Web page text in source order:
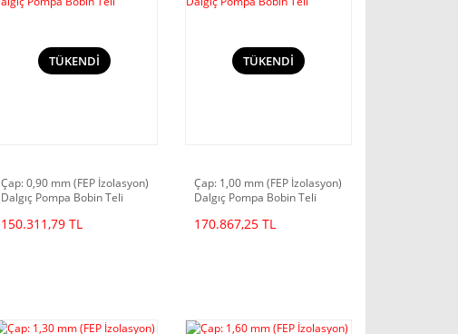
TÜKENDİ
Çap: 0,90 mm (FEP İzolasyon)
Dalgıç Pompa Bobin Teli
150.311,79 TL
TÜKENDİ
Çap: 1,00 mm (FEP İzolasyon)
Dalgıç Pompa Bobin Teli
170.867,25 TL